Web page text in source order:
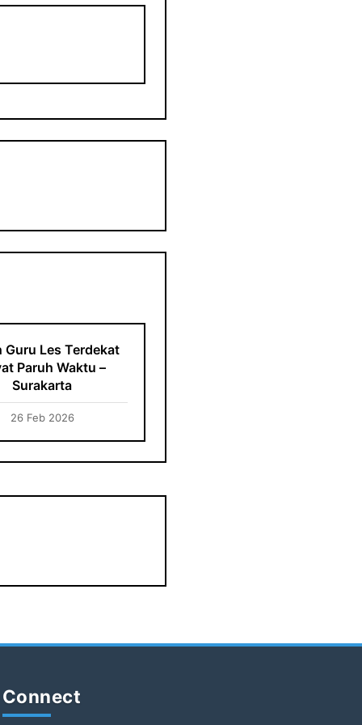
Guru Les Terdekat
Paruh Waktu –
Surakarta
26 Feb 2026
Connect